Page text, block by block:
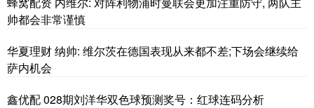
帅都会非常谨慎
华夏理财 纳帅: 维尔茨在德国表现从来都不差;下场会继续给
萨内机会
鑫优配 028期刘洋华双色球预测奖号：红球连码分析